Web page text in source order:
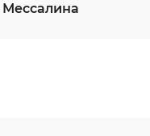
Мессалина